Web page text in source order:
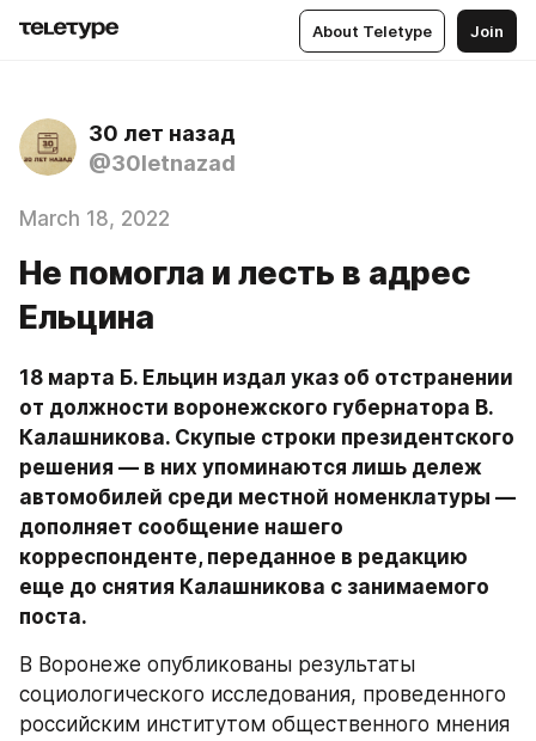
About Teletype Join
30 лет назад
@30letnazad
March 18, 2022
Не помогла и лесть в адрес
Ельцина
18 марта Б. Ельцин издал указ об отстранении
от должности воронежского губернатора В.
Калашникова. Скупые строки президентского
решения — в них упоминаются лишь дележ
автомобилей среди местной номенклатуры —
дополняет сообщение нашего
корреспонденте, переданное в редакцию
еще до снятия Калашникова с занимаемого
поста.
В Воронеже опубликованы результаты
социологического исследования, проведенного
российским институтом общественного мнения